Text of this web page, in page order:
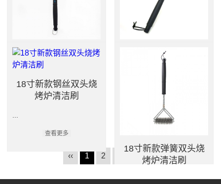
查看更多 查看更多
18寸新款红色烧烤炉
清洁刷
...
查看更多
18寸常规红色烧烤炉
清洁刷
18寸新款钢丝双头烧
烤炉清洁刷
查看更多
18寸新款弹簧双头烧
烤炉清洁刷
...
‹‹ 1 2 ››